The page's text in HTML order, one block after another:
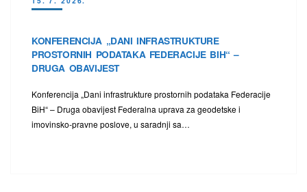
KONFERENCIJA „DANI INFRASTRUKTURE
PROSTORNIH PODATAKA FEDERACIJE BIH“ –
DRUGA OBAVIJEST
Konferencija „Dani infrastrukture prostornih podataka Federacije
BiH“ – Druga obavijest Federalna uprava za geodetske i
imovinsko-pravne poslove, u saradnji sa…